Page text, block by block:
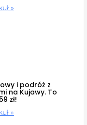
»
i podróż z
na Kujawy. To
zł!
»